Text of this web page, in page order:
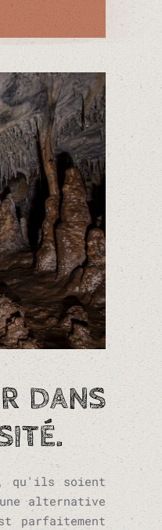
DANS
qu'ils soient
alternative
parfaitement